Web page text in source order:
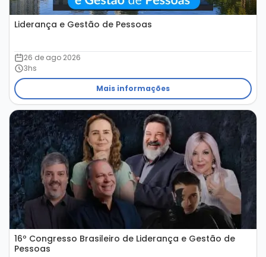
Liderança e Gestão de Pessoas
26 de ago 2026
3hs
Mais informações
16º Congresso Brasileiro de Liderança e Gestão de
Pessoas